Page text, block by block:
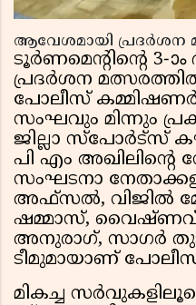
ആവേശമായി പ്രദർശന
ടൂർണമെൻ്റിൻ്റെ 3-
പ്രദർശന
പോലീസ് കമ്മിഷണർ
സംഘവും മിന്നും
ജില്ലാ സ്പോർട്സ്
പി എം
സംഘടനാ
അഫ്സൽ, വിജിൽ
ഷമ്മാസ്, വൈഷ്ണവ്,
അനുരാഗ്, സാഗർ
ടീമുമായാണ്
മികച്ച